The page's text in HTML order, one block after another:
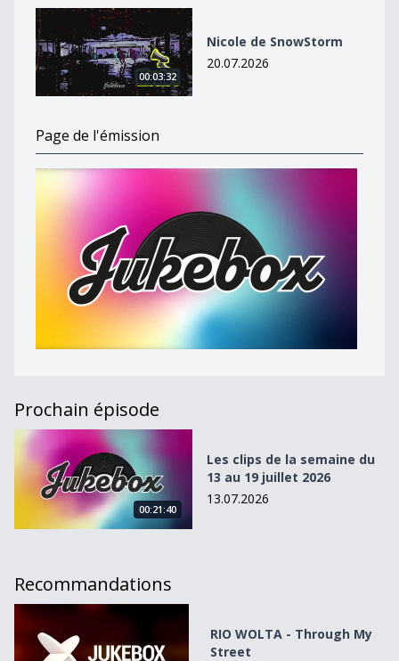
Nicole de SnowStorm
00:03:32
Nicole de SnowStorm
20.07.2026
Page de l'émission
Prochain épisode
Les clips de la semaine du 13 au 19 juillet 2026
00:21:40
Les clips de la semaine du
13 au 19 juillet 2026
13.07.2026
Recommandations
RIO WOLTA - Through My Street
RIO WOLTA - Through My
Street